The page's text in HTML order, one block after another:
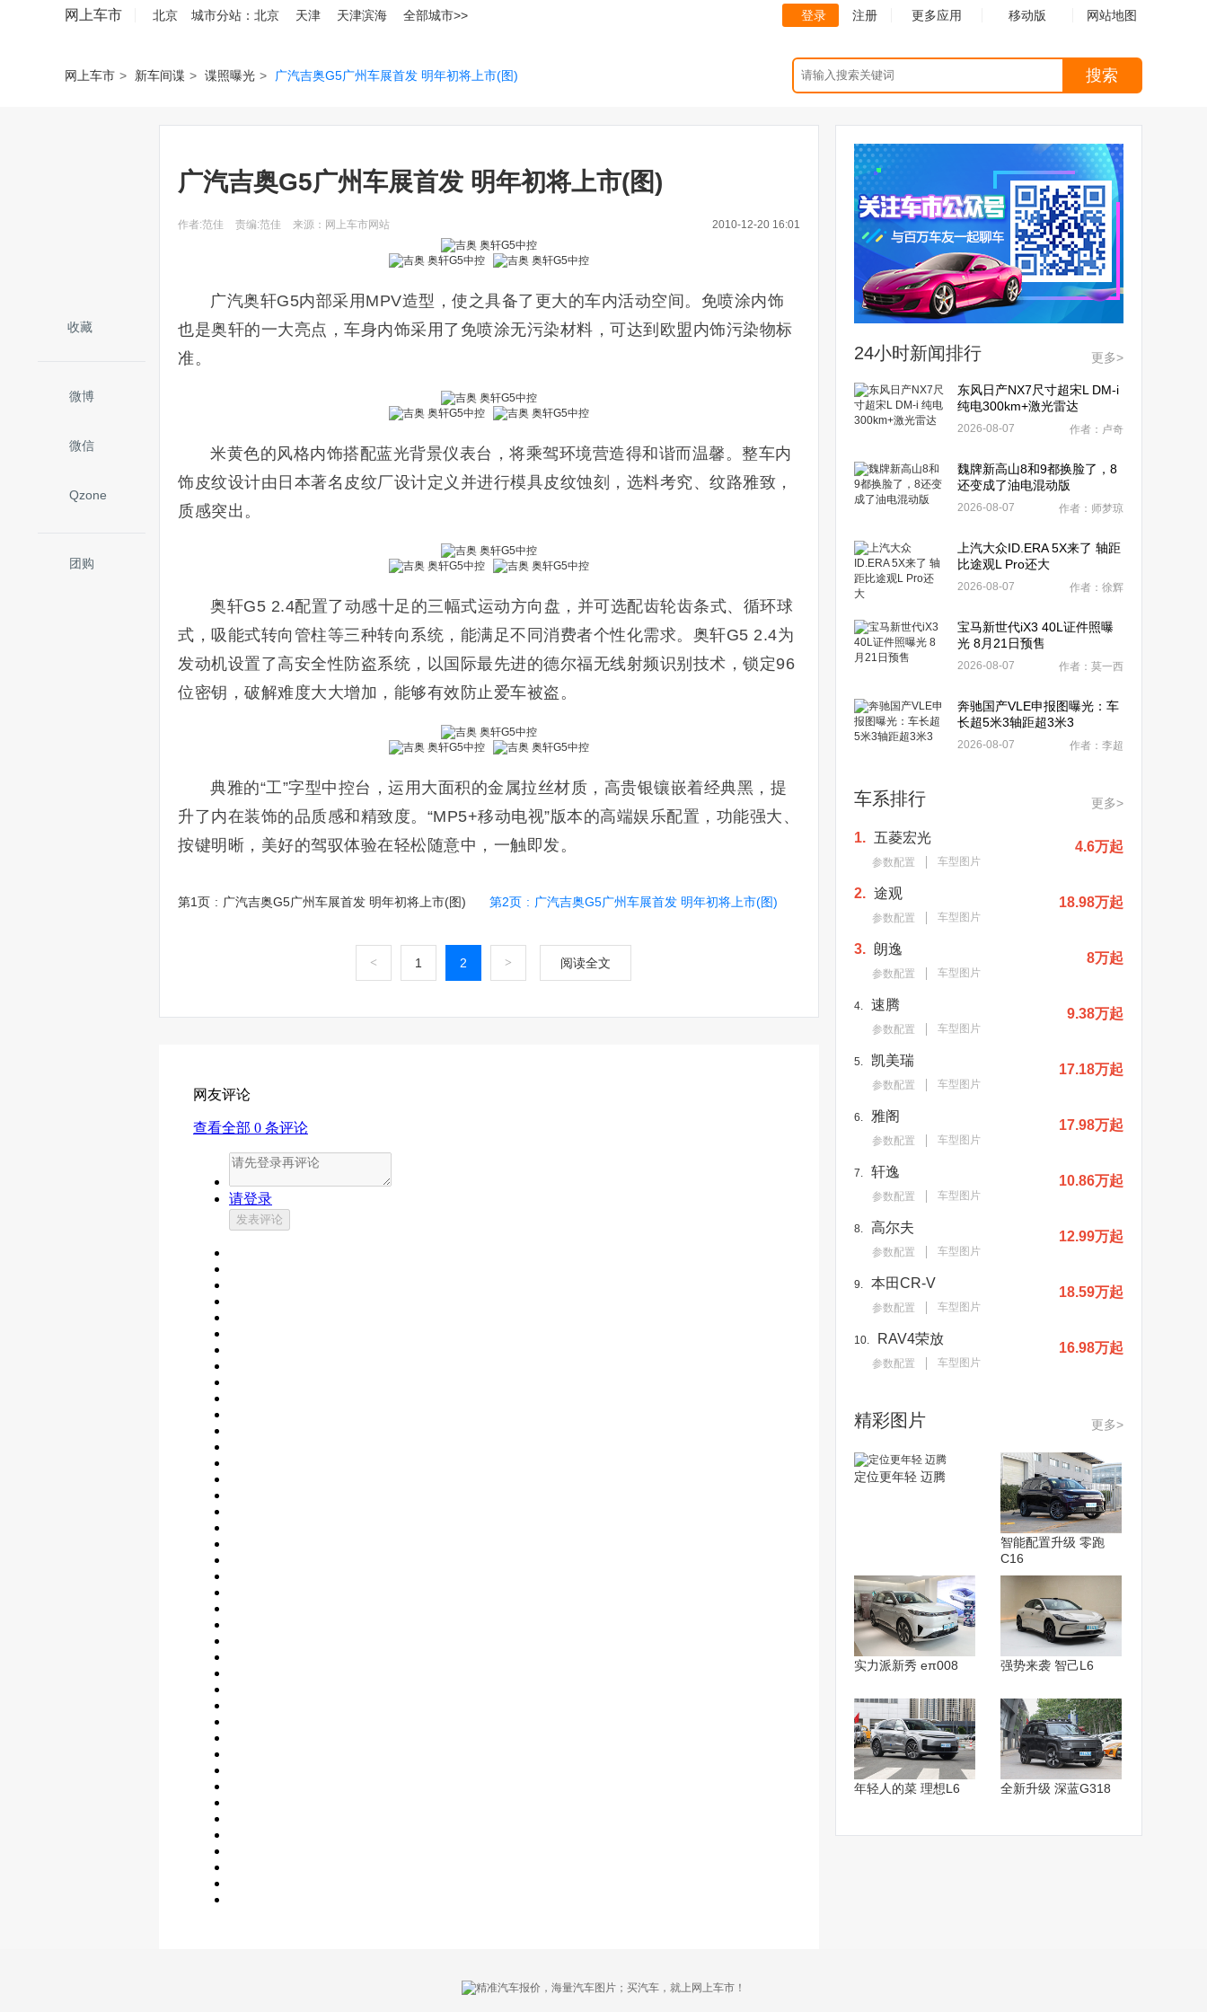
网上车市 北京 城市分站： 北京 天津 天津滨海 全部城市>> 登录 注册 更多应用 移动版 网站地图
网上车市 > 新车间谍 > 谍照曝光 > 广汽吉奥G5广州车展首发 明年初将上市(图) 搜索
收藏
微博
微信
Qzone
团购
广汽吉奥G5广州车展首发 明年初将上市(图)
作者:范佳 责编:范佳 来源：网上车市网站 2010-12-20 16:01
广汽奥轩G5内部采用MPV造型，使之具备了更大的车内活动空间。免喷涂内饰
也是奥轩的一大亮点，车身内饰采用了免喷涂无污染材料，可达到欧盟内饰污染物标
准。
米黄色的风格内饰搭配蓝光背景仪表台，将乘驾环境营造得和谐而温馨。整车内
饰皮纹设计由日本著名皮纹厂设计定义并进行模具皮纹蚀刻，选料考究、纹路雅致，
质感突出。
奥轩G5 2.4配置了动感十足的三幅式运动方向盘，并可选配齿轮齿条式、循环球
式，吸能式转向管柱等三种转向系统，能满足不同消费者个性化需求。奥轩G5 2.4为
发动机设置了高安全性防盗系统，以国际最先进的德尔福无线射频识别技术，锁定96
位密钥，破解难度大大增加，能够有效防止爱车被盗。
典雅的“工”字型中控台，运用大面积的金属拉丝材质，高贵银镶嵌着经典黑，提
升了内在装饰的品质感和精致度。“MP5+移动电视”版本的高端娱乐配置，功能强大、
按键明晰，美好的驾驭体验在轻松随意中，一触即发。
第1页 : 广汽吉奥G5广州车展首发 明年初将上市(图) 第2页 : 广汽吉奥G5广州车展首发 明年初将上市(图)
< 1 2 > 阅读全文
24小时新闻排行 更多>
东风日产NX7尺寸超宋L DM-i
纯电300km+激光雷达
2026-08-07 作者：卢奇
魏牌新高山8和9都换脸了，8
还变成了油电混动版
2026-08-07 作者：师梦琼
上汽大众ID.ERA 5X来了 轴距
比途观L Pro还大
2026-08-07 作者：徐辉
宝马新世代iX3 40L证件照曝
光 8月21日预售
2026-08-07 作者：莫一西
奔驰国产VLE申报图曝光：车
长超5米3轴距超3米3
2026-08-07 作者：李超
车系排行 更多>
1. 五菱宏光
参数配置 车型图片
4.6万起
2. 途观
参数配置 车型图片
18.98万起
3. 朗逸
参数配置 车型图片
8万起
4. 速腾
参数配置 车型图片
9.38万起
5. 凯美瑞
参数配置 车型图片
17.18万起
6. 雅阁
参数配置 车型图片
17.98万起
7. 轩逸
参数配置 车型图片
10.86万起
8. 高尔夫
参数配置 车型图片
12.99万起
9. 本田CR-V
参数配置 车型图片
18.59万起
10. RAV4荣放
参数配置 车型图片
16.98万起
精彩图片 更多>
定位更年轻 迈腾
智能配置升级 零跑
C16
实力派新秀 eπ008 强势来袭 智己L6
年轻人的菜 理想L6 全新升级 深蓝G318